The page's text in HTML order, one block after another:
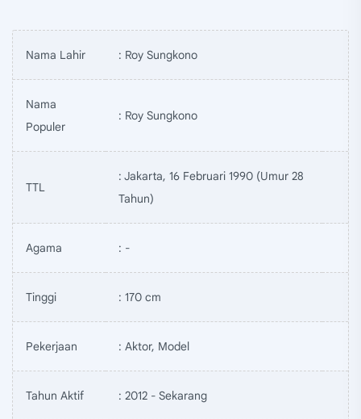
Nama Lahir : Roy Sungkono
Nama
Populer
: Roy Sungkono
TTL
: Jakarta, 16 Februari 1990 (Umur 28
Tahun)
Agama : -
Tinggi : 170 cm
Pekerjaan : Aktor, Model
Tahun Aktif : 2012 - Sekarang